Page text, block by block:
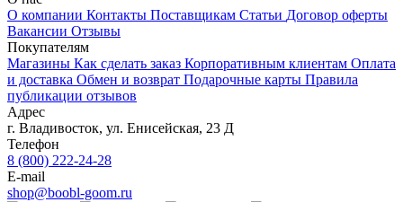
О компании Контакты Поставщикам Статьи Договор оферты
Вакансии Отзывы
Покупателям
Магазины Как сделать заказ Корпоративным клиентам Оплата
и доставка Обмен и возврат Подарочные карты Правила
публикации отзывов
Адрес
г. Владивосток, ул. Енисейская, 23 Д
Телефон
8 (800) 222-24-28
E-mail
shop@boobl-goom.ru